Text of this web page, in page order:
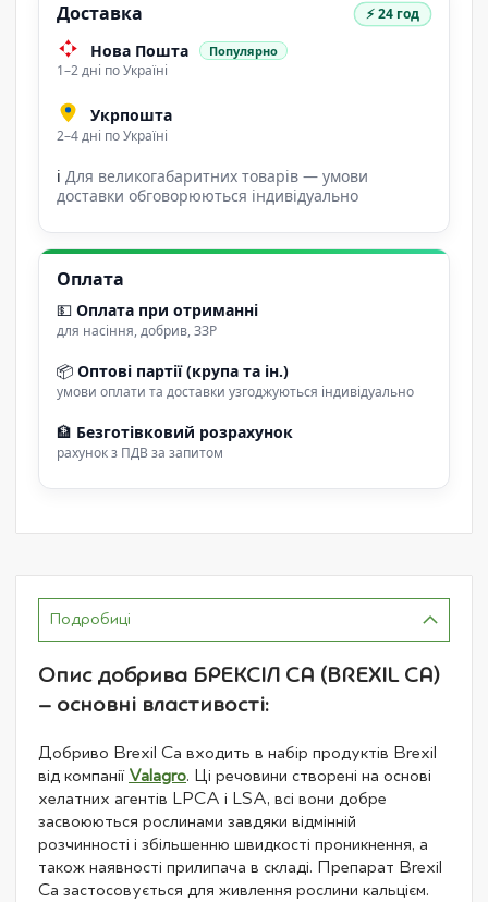
Доставка ⚡ 24 год
Нова Пошта Популярно
1–2 дні по Україні
Укрпошта
2–4 дні по Україні
ℹ Для великогабаритних товарів — умови
доставки обговорюються індивідуально
Оплата
💵 Оплата при отриманні
для насіння, добрив, ЗЗР
📦 Оптові партії (крупа та ін.)
умови оплати та доставки узгоджуються індивідуально
🏦 Безготівковий розрахунок
рахунок з ПДВ за запитом
Подробиці
Опис добрива БРЕКСІЛ CA (BREXIL CA)
– основні властивості:
Добриво Brexil Ca входить в набір продуктів Brexil
від компанії Valagro. Ці речовини створені на основі
хелатних агентів LPCA і LSA, всі вони добре
засвоюються рослинами завдяки відмінній
розчинності і збільшенню швидкості проникнення, а
також наявності прилипача в складі. Препарат Brexil
Ca застосовується для живлення рослини кальцієм.